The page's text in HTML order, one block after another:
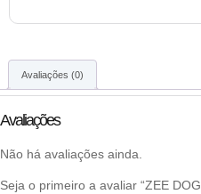
Avaliações (0)
Avaliações
Não há avaliações ainda.
Seja o primeiro a avaliar “ZEE